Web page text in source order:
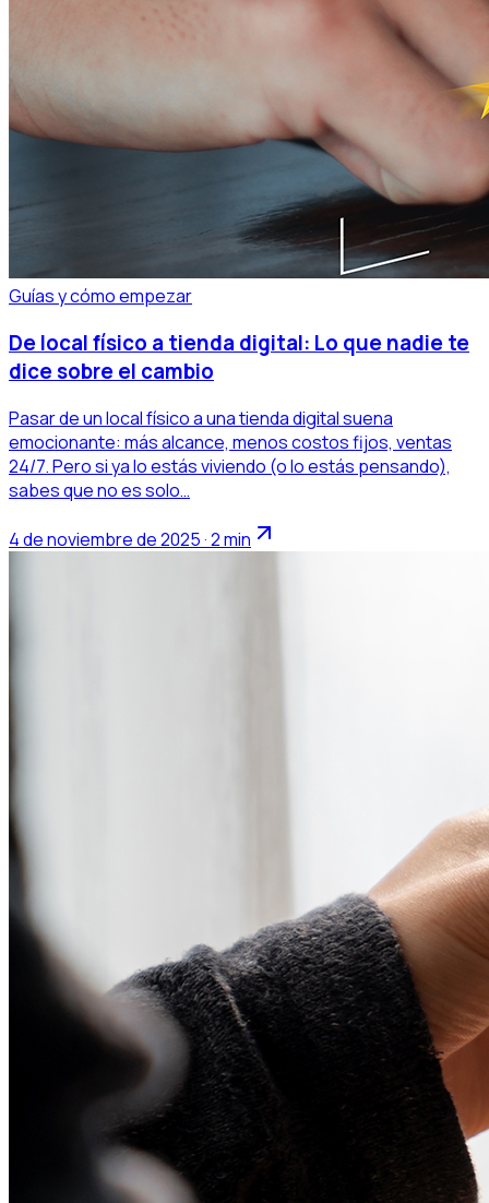
Guías y cómo empezar
De local físico a tienda digital: Lo que nadie te
dice sobre el cambio
Pasar de un local físico a una tienda digital suena
emocionante: más alcance, menos costos fijos, ventas
24/7. Pero si ya lo estás viviendo (o lo estás pensando),
sabes que no es solo…
4 de noviembre de 2025 · 2 min